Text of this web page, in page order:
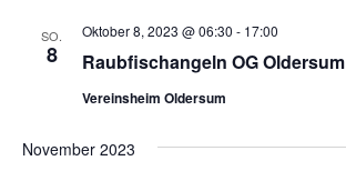
SO.
8 Raubfischangeln OG Oldersum
Oktober 8, 2023 @ 06:30 - 17:00
Vereinsheim Oldersum
November 2023